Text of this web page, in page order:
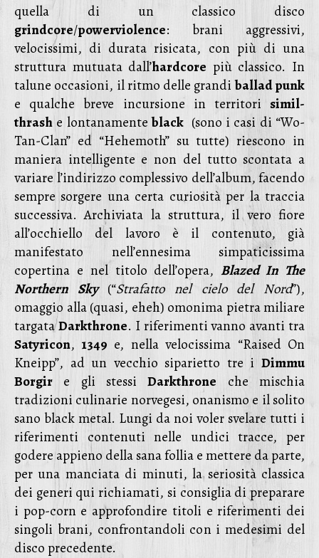
quella di un classico disco
grindcore/powerviolence: brani aggressivi,
velocissimi, di durata risicata, con più di una
struttura mutuata dall’hardcore più classico. In
talune occasioni, il ritmo delle grandiballad punk
e qualche breve incursione in territori simil-
thrashe lontanamenteblack (sono i casi di “Wo-
Tan-Clan” ed “Hehemoth” su tutte) riescono in
maniera intelligente e non del tutto scontata a
variare l’indirizzo complessivo dell’album, facendo
sempre sorgere una certa curiosità per la traccia
successiva. Archiviata la struttura, il vero fiore
all’occhiello del lavoro è il contenuto, già
manifestato nell’ennesima simpaticissima
copertina e nel titolo dell’opera, Blazed In The
Northern Sky(“Strafatto nel cielo del Nord”),
omaggio alla (quasi, eheh) omonima pietra miliare
targataDarkthrone. I riferimenti vanno avanti tra
Satyricon, 1349 e, nella velocissima “Raised On
Kneipp”, ad un vecchio siparietto tre i Dimmu
Borgir e gli stessiDarkthrone che mischia
tradizioni culinarie norvegesi, onanismo e il solito
sano black metal. Lungi da noi voler svelare tutti i
riferimenti contenuti nelle undici tracce, per
godere appieno della sana follia e mettere da parte,
per una manciata di minuti, la seriosità classica
dei generi qui richiamati, si consiglia di preparare
i pop-corn e approfondire titoli e riferimenti dei
singoli brani, confrontandoli con i medesimi del
disco precedente.